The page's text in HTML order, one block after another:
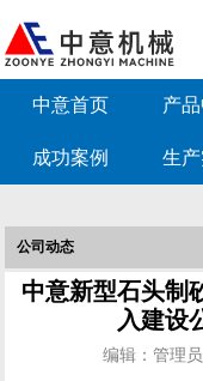
中意首页 产
成功案例 生
公司动态
中意新型石头制
入建设
编辑：管理员